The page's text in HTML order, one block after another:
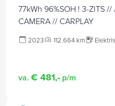
77kWh 96%SOH ! 3-ZITS //
CAMERA // CARPLAY
2023 112.664 km
va. € 481,- p/m